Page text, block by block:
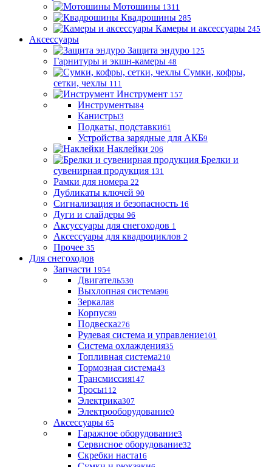
Мотошины 1311
Квадрошины 285
Камеры и аксессуары 245
Аксессуары
Защита эндуро 125
Гарнитуры и экшн-камеры 48
Сумки, кофры,
сетки, чехлы 111
Инструмент 157
Инструменты84
Канистры3
Подкаты, подставки61
Устройства зарядные для АКБ9
Наклейки 206
Брелки и
сувенирная продукция 131
Рамки для номера 22
Дубликаты ключей 90
Сигнализация и безопасность 16
Дуги и слайдеры 96
Аксуссуары для снегоходов 1
Аксессуары для квадроциклов 2
Прочее 35
Для снегоходов
Запчасти 1954
Двигатель530
Выхлопная система96
Зеркала8
Корпус89
Подвеска276
Рулевая система и управление101
Система охлаждения35
Топливная система210
Тормозная система43
Трансмиссия147
Тросы112
Электрика307
Электрооборудование0
Аксессуары 65
Гаражное оборудование3
Сервисное оборудование32
Скребки наста16